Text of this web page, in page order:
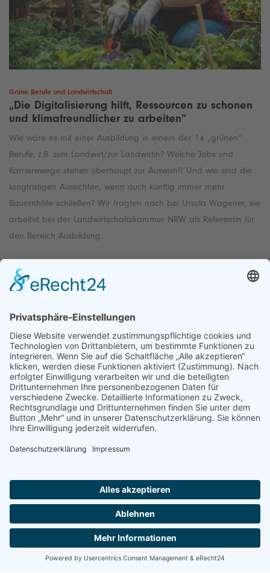
Grüne Berufe und Landwirtschaft
„Die Digitalisierung hilft, Ressourcen zu schonen
und klimafreundlicher zu arbeiten“
Wie wäre es mit einer Ausbildung in einem der 14 „grünen“
Berufe, z.B. zum Landwirt/zur Landwirtin? Welche Jobs und
Karrierewege stehen überhaupt zur Auswahl? Und wie sind die
langfristigen Aussichten, wenn auch künftig immer mehr
Bauernhöfe schließen? Wir fragten nach bei Ursula Wagener, sie
arbeitet bei der Landwirtschaftskammer NRW als Referentin für
den Bereich Ausbildung.
Datenschutzerklärung